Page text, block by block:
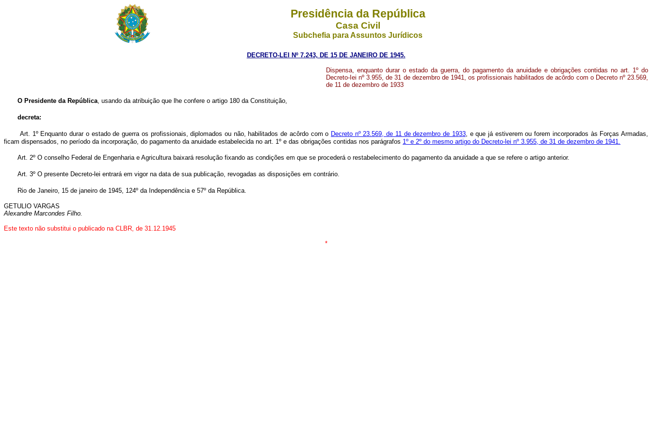
Presidência da República
Casa Civil
Subchefia para Assuntos Jurídicos
DECRETO-LEI Nº 7.243, DE 15 DE JANEIRO DE 1945.
Dispensa, enquanto durar o estado da guerra, do pagamento da anuidade e obrigações contidas no art. 1º do
Decreto-Iei nº 3.955, de 31 de dezembro de 1941, os profissionais habilitados de acôrdo com o Decreto nº 23.569,
de 11 de dezembro de 1933
O Presidente da República, usando da atribuição que lhe confere o artigo 180 da Constituição,
decreta:
Art. 1º Enquanto durar o estado de guerra os profissionais, diplomados ou não, habilitados de acôrdo com o Decreto nº 23.569, de 11 de dezembro de 1933, e que já estiverem ou forem incorporados às Forças Armadas,
ficam dispensados, no período da incorporação, do pagamento da anuidade estabelecida no art. 1º e das obrigações contidas nos parágrafos 1º e 2º do mesmo artigo do Decreto-lei nº 3.955, de 31 de dezembro de 1941.
Art. 2º O conselho Federal de Engenharia e Agricultura baixará resolução fixando as condições em que se procederá o restabelecimento do pagamento da anuidade a que se refere o artigo anterior.
Art. 3º O presente Decreto-lei entrará em vigor na data de sua publicação, revogadas as disposições em contrário.
Rio de Janeiro, 15 de janeiro de 1945, 124º da Independência e 57º da República.
GETULIO VARGAS
Alexandre Marcondes Filho.
Este texto não substitui o publicado na CLBR, de 31.12.1945
*